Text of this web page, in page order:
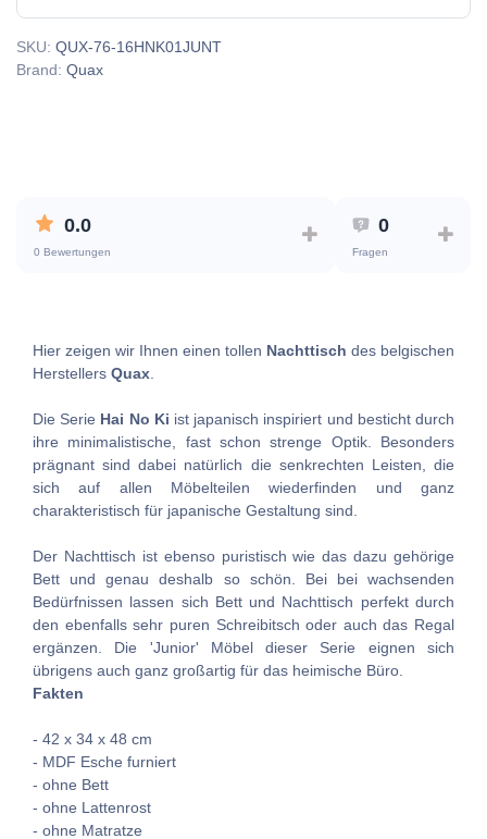
SKU: QUX-76-16HNK01JUNT
Brand: Quax
0.0
0 Bewertungen
0
Fragen
Hier zeigen wir Ihnen einen tollen Nachttisch des belgischen
Herstellers Quax.
Die Serie Hai No Ki ist japanisch inspiriert und besticht durch
ihre minimalistische, fast schon strenge Optik. Besonders
prägnant sind dabei natürlich die senkrechten Leisten, die
sich auf allen Möbelteilen wiederfinden und ganz
charakteristisch für japanische Gestaltung sind.
Der Nachttisch ist ebenso puristisch wie das dazu gehörige
Bett und genau deshalb so schön. Bei bei wachsenden
Bedürfnissen lassen sich Bett und Nachttisch perfekt durch
den ebenfalls sehr puren Schreibitsch oder auch das Regal
ergänzen. Die 'Junior' Möbel dieser Serie eignen sich
übrigens auch ganz großartig für das heimische Büro.
Fakten
- 42 x 34 x 48 cm
- MDF Esche furniert
- ohne Bett
- ohne Lattenrost
- ohne Matratze